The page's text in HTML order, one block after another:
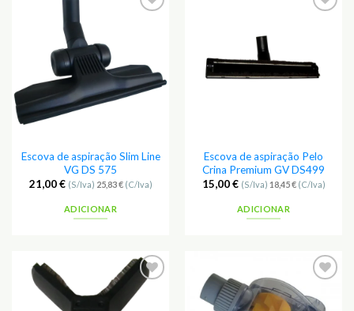
Escova de aspiração Slim Line
VG DS 575
21,00€ (S/Iva) 25,83€(C/Iva)
ADICIONAR
Escova de aspiração Pelo
Crina Premium GV DS499
15,00€ (S/Iva) 18,45€(C/Iva)
ADICIONAR